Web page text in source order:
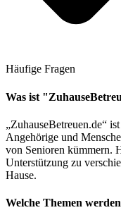
Häufige Fragen
Was ist
„ZuhauseBetreuen.de“
Angehörige und
von Senioren kümmern.
Unterstützung zu
Hause.
Welche Themen